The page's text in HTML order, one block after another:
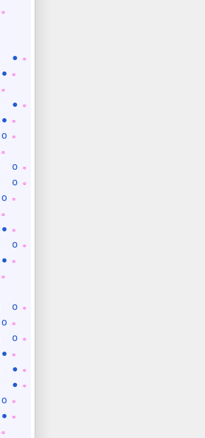
☼
☼
●
☼
●
☼
☼
●
☼
●
☼
o
☼
☼
o
☼
o
☼
o
☼
☼
●
☼
o
☼
●
☼
☼
o
☼
o
☼
o
☼
●
☼
●
☼
●
☼
o
☼
●
☼